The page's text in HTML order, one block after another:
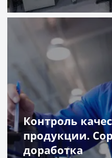
Подробнее
Контроль
продукции.
доработка